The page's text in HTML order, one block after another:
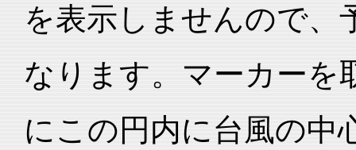
を表示しませんので、
なります。マーカーを
にこの円内に台風の中